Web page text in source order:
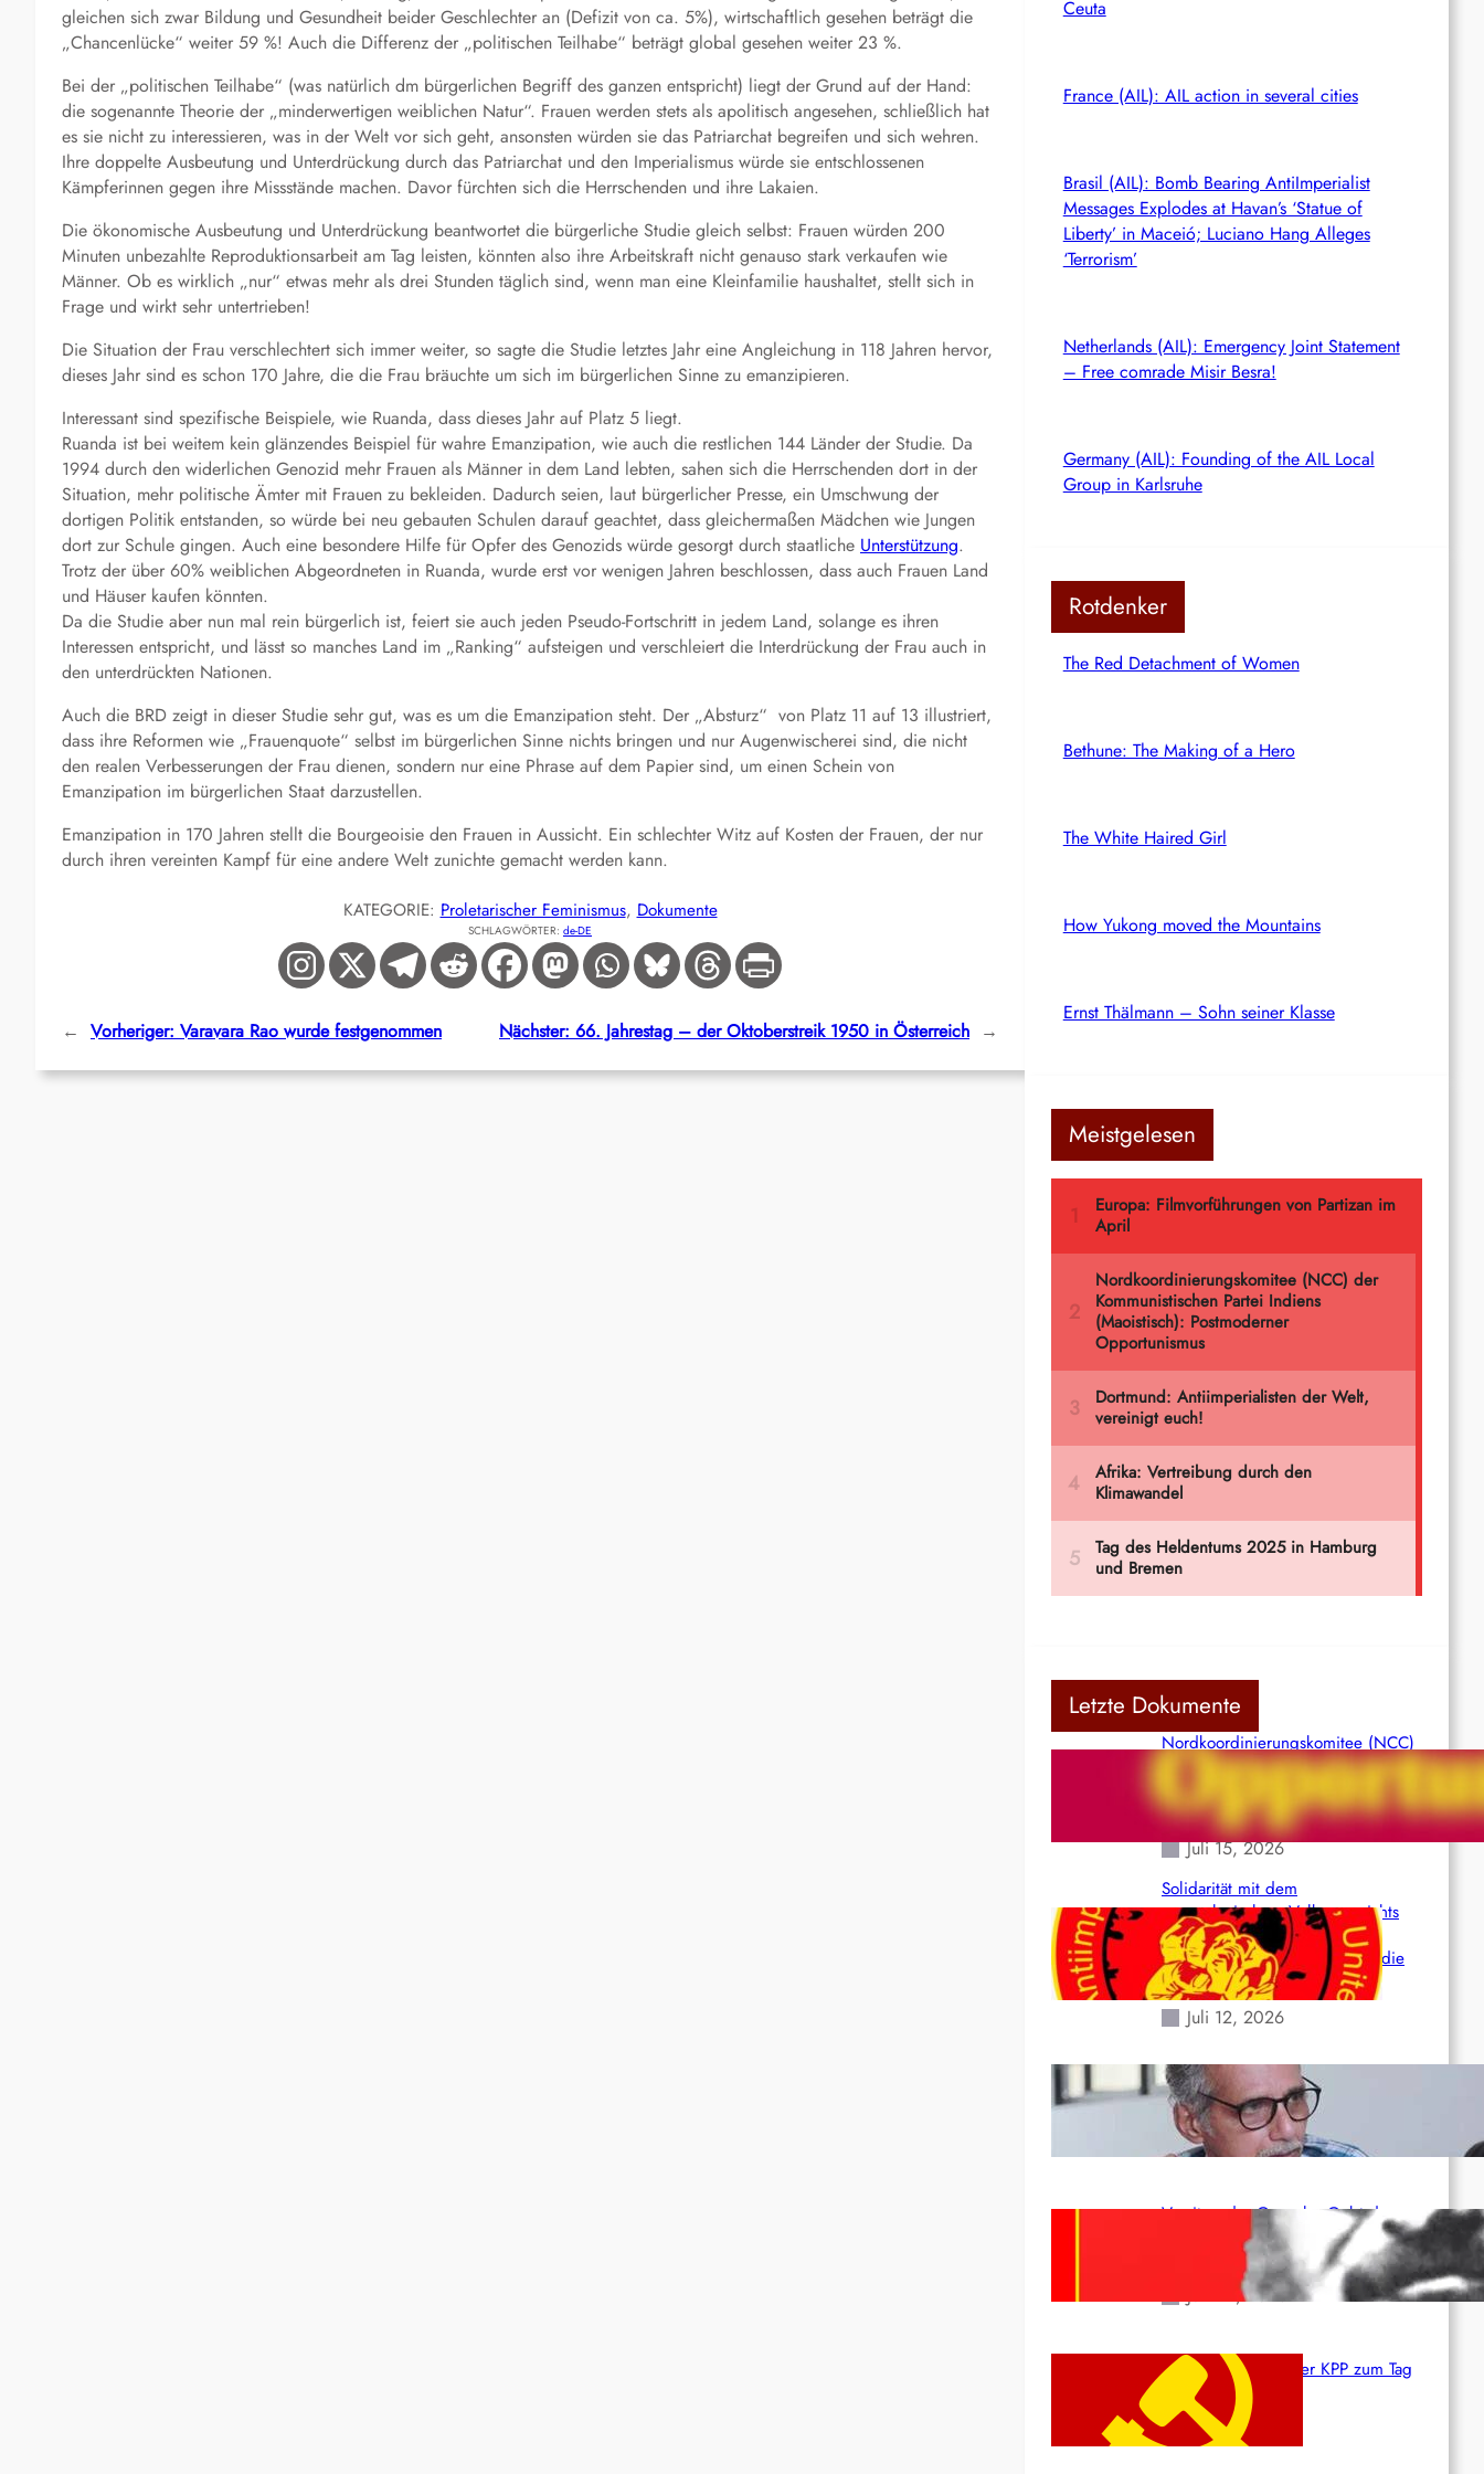
gleichen sich zwar Bildung und Gesundheit beider Geschlechter an (Defizit von ca. 5%), wirtschaftlich gesehen beträgt die
„Chancenlücke“ weiter 59 %! Auch die Differenz der „politischen Teilhabe“ beträgt global gesehen weiter 23 %.
Bei der „politischen Teilhabe“ (was natürlich dm bürgerlichen Begriff des ganzen entspricht) liegt der Grund auf der Hand:
die sogenannte Theorie der „minderwertigen weiblichen Natur“. Frauen werden stets als apolitisch angesehen, schließlich hat
es sie nicht zu interessieren, was in der Welt vor sich geht, ansonsten würden sie das Patriarchat begreifen und sich wehren.
Ihre doppelte Ausbeutung und Unterdrückung durch das Patriarchat und den Imperialismus würde sie entschlossenen
Kämpferinnen gegen ihre Missstände machen. Davor fürchten sich die Herrschenden und ihre Lakaien.
Die ökonomische Ausbeutung und Unterdrückung beantwortet die bürgerliche Studie gleich selbst: Frauen würden 200
Minuten unbezahlte Reproduktionsarbeit am Tag leisten, könnten also ihre Arbeitskraft nicht genauso stark verkaufen wie
Männer. Ob es wirklich „nur“ etwas mehr als drei Stunden täglich sind, wenn man eine Kleinfamilie haushaltet, stellt sich in
Frage und wirkt sehr untertrieben!
Die Situation der Frau verschlechtert sich immer weiter, so sagte die Studie letztes Jahr eine Angleichung in 118 Jahren hervor,
dieses Jahr sind es schon 170 Jahre, die die Frau bräuchte um sich im bürgerlichen Sinne zu emanzipieren.
Interessant sind spezifische Beispiele, wie Ruanda, dass dieses Jahr auf Platz 5 liegt.
Ruanda ist bei weitem kein glänzendes Beispiel für wahre Emanzipation, wie auch die restlichen 144 Länder der Studie. Da
1994 durch den widerlichen Genozid mehr Frauen als Männer in dem Land lebten, sahen sich die Herrschenden dort in der
Situation, mehr politische Ämter mit Frauen zu bekleiden. Dadurch seien, laut bürgerlicher Presse, ein Umschwung der
dortigen Politik entstanden, so würde bei neu gebauten Schulen darauf geachtet, dass gleichermaßen Mädchen wie Jungen
dort zur Schule gingen. Auch eine besondere Hilfe für Opfer des Genozids würde gesorgt durch staatliche Unterstützung.
Trotz der über 60% weiblichen Abgeordneten in Ruanda, wurde erst vor wenigen Jahren beschlossen, dass auch Frauen Land
und Häuser kaufen könnten.
Da die Studie aber nun mal rein bürgerlich ist, feiert sie auch jeden Pseudo-Fortschritt in jedem Land, solange es ihren
Interessen entspricht, und lässt so manches Land im „Ranking“ aufsteigen und verschleiert die Interdrückung der Frau auch in
den unterdrückten Nationen.
Auch die BRD zeigt in dieser Studie sehr gut, was es um die Emanzipation steht. Der „Absturz“ von Platz 11 auf 13 illustriert,
dass ihre Reformen wie „Frauenquote“ selbst im bürgerlichen Sinne nichts bringen und nur Augenwischerei sind, die nicht
den realen Verbesserungen der Frau dienen, sondern nur eine Phrase auf dem Papier sind, um einen Schein von
Emanzipation im bürgerlichen Staat darzustellen.
Emanzipation in 170 Jahren stellt die Bourgeoisie den Frauen in Aussicht. Ein schlechter Witz auf Kosten der Frauen, der nur
durch ihren vereinten Kampf für eine andere Welt zunichte gemacht werden kann.
KATEGORIE: Proletarischer Feminismus, Dokumente
SCHLAGWÖRTER: de-DE
← Vorheriger: Varavara Rao wurde festgenommen Nächster: 66. Jahrestag – der Oktoberstreik 1950 in Österreich →
Ceuta
France (AIL): AIL action in several cities
Brasil (AIL): Bomb Bearing AntiImperialist
Messages Explodes at Havan’s ‘Statue of
Liberty’ in Maceió; Luciano Hang Alleges
‘Terrorism’
Netherlands (AIL): Emergency Joint Statement
– Free comrade Misir Besra!
Germany (AIL): Founding of the AIL Local
Group in Karlsruhe
Rotdenker
The Red Detachment of Women
Bethune: The Making of a Hero
The White Haired Girl
How Yukong moved the Mountains
Ernst Thälmann – Sohn seiner Klasse
Meistgelesen
Letzte Dokumente
Nordkoordinierungskomitee (NCC)
der Kommunistischen Partei Indiens
(Maoistisch): Postmoderner
Opportunismus
Juli 15, 2026
Solidarität mit dem
venezolanischem Volk angesichts
der verlorenen Leben und der
katastrophalen Situation durch die
Erdbeben des 24. Juni!
Juli 12, 2026
Indien: „Die Politik der
Kapitulation“ von K. Murali (Ajith)
Juli 1, 2026
Vorsitzender Gonzalo: Gebt das
Leben für die Partei und die
Juni 19, 2026
Beschluss des ZK der KPP zum Tag
des Heldentums
Juni 19, 2026